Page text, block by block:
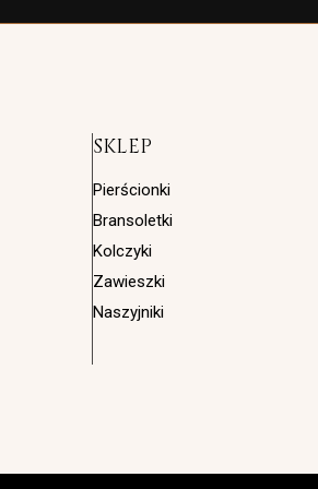
SKLEP
Pierścionki
Bransoletki
Kolczyki
Zawieszki
Naszyjniki